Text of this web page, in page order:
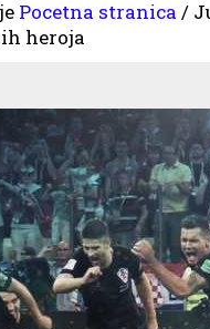
Pocetna stranica /
heroja